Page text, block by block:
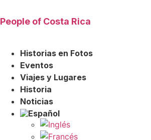
al
contenido
People of Costa Rica
Historias en Fotos
Eventos
Viajes y Lugares
Historia
Noticias